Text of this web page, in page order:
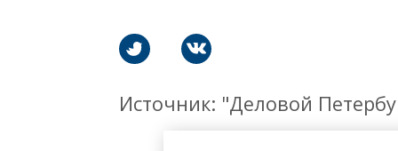
Источник: "Деловой